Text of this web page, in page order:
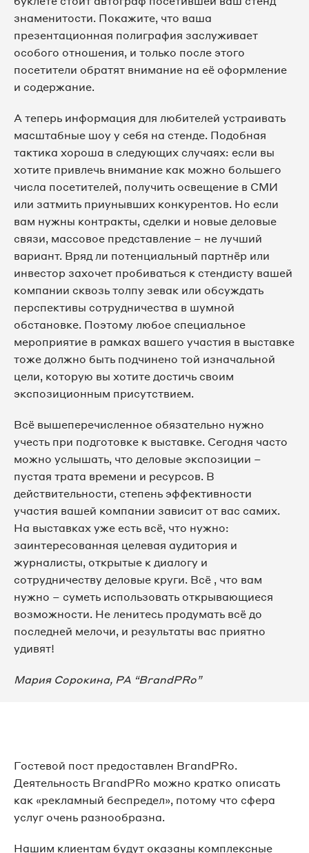
знаменитости. Покажите, что ваша
презентационная полиграфия заслуживает
особого отношения, и только после этого
посетители обратят внимание на её оформление
и содержание.
А теперь информация для любителей устраивать
масштабные шоу у себя на стенде. Подобная
тактика хороша в следующих случаях: если вы
хотите привлечь внимание как можно большего
числа посетителей, получить освещение в СМИ
или затмить приунывших конкурентов. Но если
вам нужны контракты, сделки и новые деловые
связи, массовое представление – не лучший
вариант. Вряд ли потенциальный партнёр или
инвестор захочет пробиваться к стендисту вашей
компании сквозь толпу зевак или обсуждать
перспективы сотрудничества в шумной
обстановке. Поэтому любое специальное
мероприятие в рамках вашего участия в выставке
тоже должно быть подчинено той изначальной
цели, которую вы хотите достичь своим
экспозиционным присутствием.
Всё вышеперечисленное обязательно нужно
учесть при подготовке к выставке. Сегодня часто
можно услышать, что деловые экспозиции –
пустая трата времени и ресурсов. В
действительности, степень эффективности
участия вашей компании зависит от вас самих.
На выставках уже есть всё, что нужно:
заинтересованная целевая аудитория и
журналисты, открытые к диалогу и
сотрудничеству деловые круги. Всё , что вам
нужно – суметь использовать открывающиеся
возможности. Не ленитесь продумать всё до
последней мелочи, и результаты вас приятно
удивят!
Мария Сорокина, РА “BrandPRo”
Гостевой пост предоставлен BrandPRo.
Деятельность BrandPRo можно кратко описать
как «рекламный беспредел», потому что сфера
услуг очень разнообразна.
Нашим клиентам будут оказаны комплексные